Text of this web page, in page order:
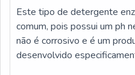
Este tipo de detergente
comum, pois possui um ph
não é corrosivo e é um
desenvolvido